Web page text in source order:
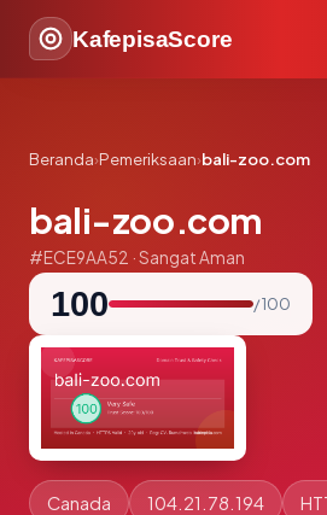
KafepisaScore
Beranda›Pemeriksaan›bali-zoo.com
bali-zoo.com
#ECE9AA52 · Sangat Aman
100 / 100
Canada 104.21.78.194